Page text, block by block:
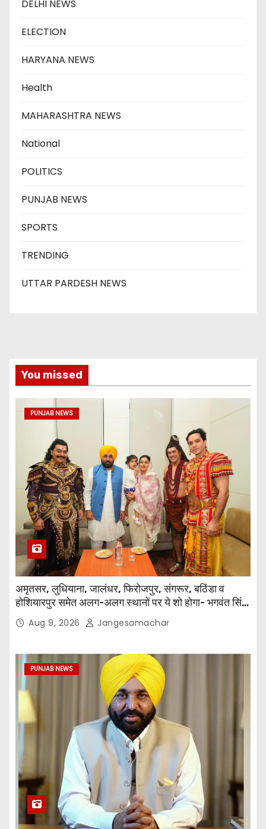
DELHI NEWS
ELECTION
HARYANA NEWS
Health
MAHARASHTRA NEWS
National
POLITICS
PUNJAB NEWS
SPORTS
TRENDING
UTTAR PARDESH NEWS
You missed
PUNJAB NEWS
अमृतसर, लुधियाना, जालंधर, फिरोजपुर, संगरूर, बठिंडा व
होशियारपुर समेत अलग-अलग स्थानों पर ये शो होगा- भगवंत सिंह
मान Aug 9, 2026 Jangesamachar
PUNJAB NEWS